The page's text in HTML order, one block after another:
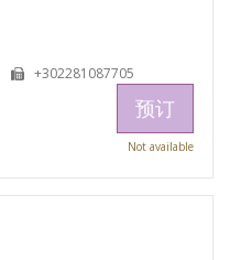
+302281087705
预订
Not available